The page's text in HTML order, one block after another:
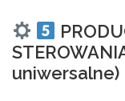
uniwersalne)